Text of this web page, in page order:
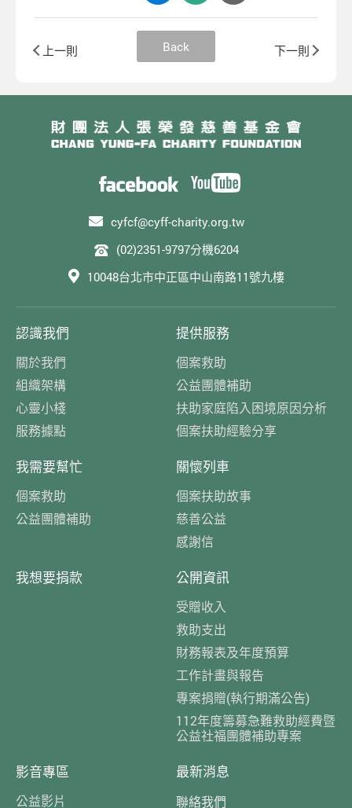
上一則 Back 下一則
cyfcf@cyff-charity.org.tw
(02)2351-9797分機6204
10048台北市中正區中山南路11號九樓
認識我們
關於我們
組織架構
心靈小棧
服務據點
提供服務
個案救助
公益團體補助
扶助家庭陷入困境原因分析
個案扶助經驗分享
我需要幫忙
個案救助
公益團體補助
關懷列車
個案扶助故事
慈善公益
感謝信
我想要捐款 公開資訊
受贈收入
救助支出
財務報表及年度預算
工作計畫與報告
專案捐贈(執行期滿公告)
112年度籌募急難救助經費暨
公益社福團體補助專案
影音專區
公益影片
最新消息
聯絡我們